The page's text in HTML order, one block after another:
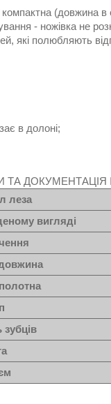
(довжина
- ножівка не
які полюбляють
в долоні;
ДОКУМЕНТАЦІЯ
леза
вигляді
зубців